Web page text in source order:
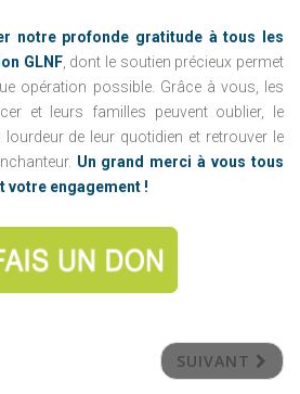
notre profonde gratitude à tous les
GLNF, dont le soutien précieux permet
opération possible. Grâce à vous, les
et leurs familles peuvent oublier, le
de leur quotidien et retrouver le
Un grand merci à vous tous
votre engagement !
SUIVANT